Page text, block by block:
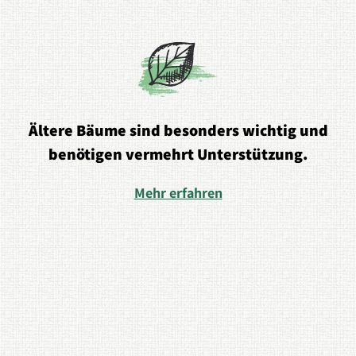
Ältere Bäume sind besonders wichtig und
benötigen vermehrt Unterstützung.
Mehr erfahren